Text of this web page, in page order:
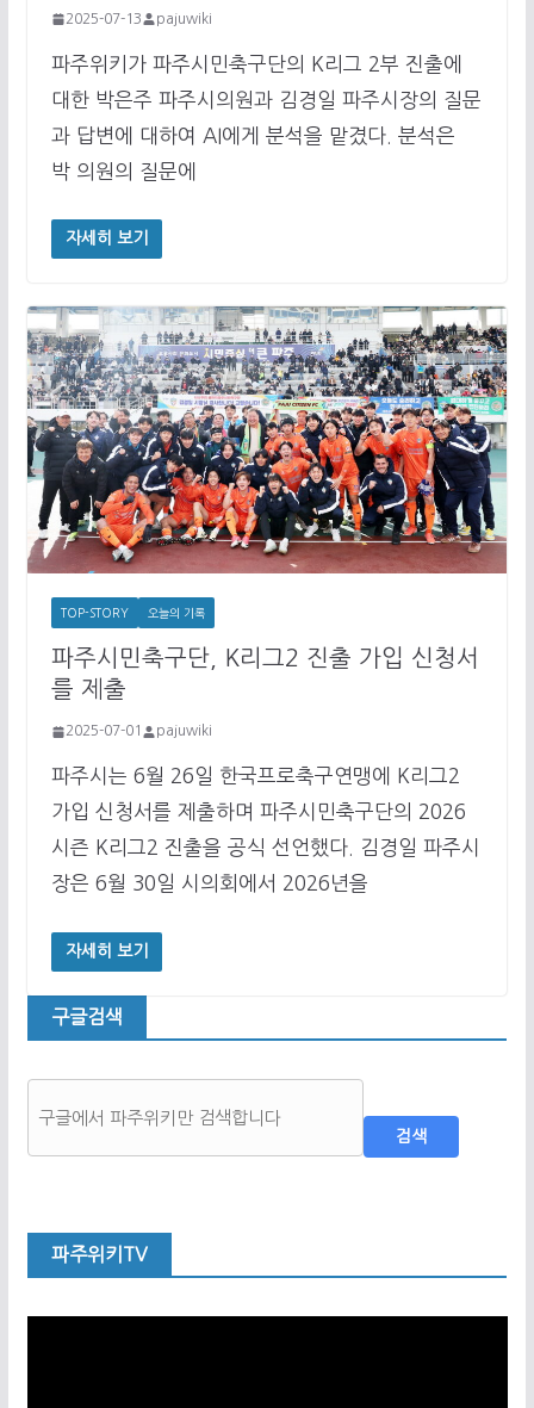
2025-07-13 pajuwiki
파주위키가 파주시민축구단의 K리그 2부 진출에
대한 박은주 파주시의원과 김경일 파주시장의 질문
과 답변에 대하여 AI에게 분석을 맡겼다. 분석은
박 의원의 질문에
자세히 보기
TOP-STORY 오늘의 기록
파주시민축구단, K리그2 진출 가입 신청서
를 제출
2025-07-01 pajuwiki
파주시는 6월 26일 한국프로축구연맹에 K리그2
가입 신청서를 제출하며 파주시민축구단의 2026
시즌 K리그2 진출을 공식 선언했다. 김경일 파주시
장은 6월 30일 시의회에서 2026년을
자세히 보기
구글검색
검색
파주위키TV